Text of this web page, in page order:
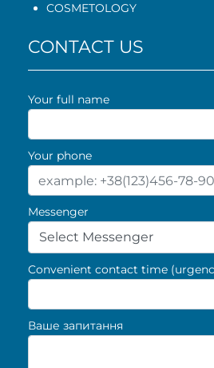
COSMETOLOGY
CONTACT US
Your full name
Your phone
Messenger
Select Messenger
Convenient contact time
Ваше запитання